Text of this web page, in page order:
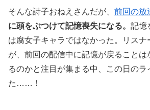
そんな詩子おねえさんだが、 前回の放
に頭をぶつけて記憶喪失になる。 記憶
は腐女子キャラではなかった。リスナ
が、前回の配信中に記憶が戻ることは
るのかと注目が集まる中、この日のラ
た……！